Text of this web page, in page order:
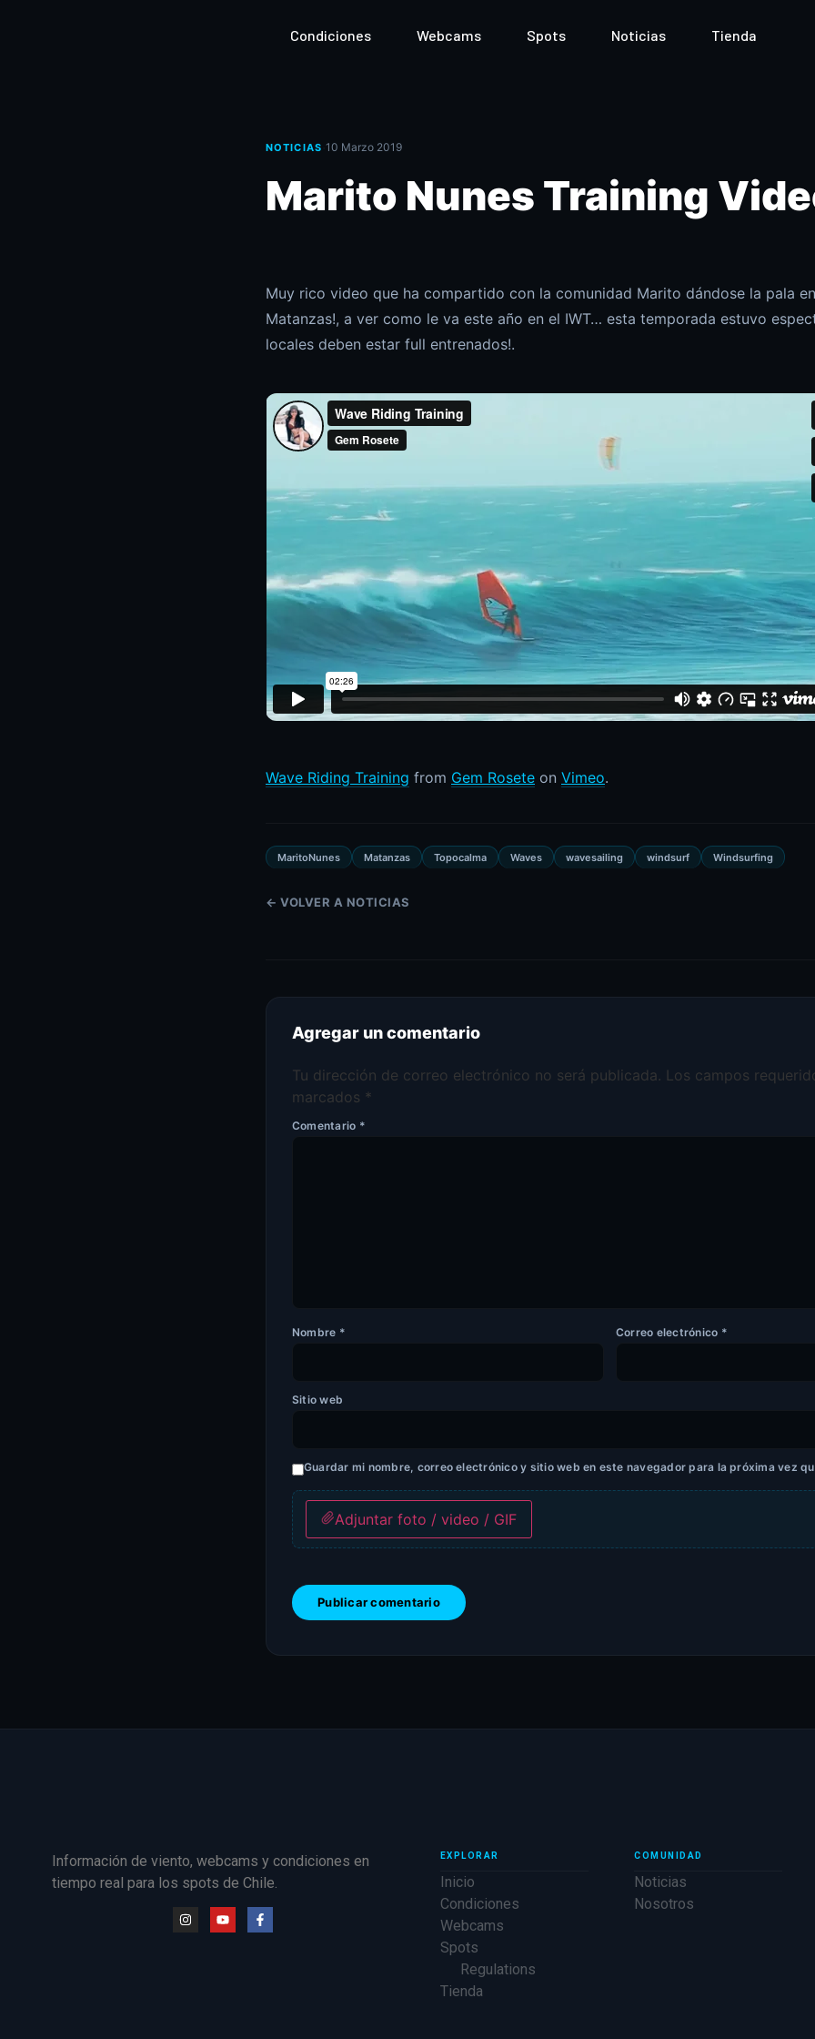
Condiciones Webcams Spots Noticias Tienda
NOTICIAS 10 Marzo 2019
Marito Nunes Training
Muy rico video que ha compartido con la comunidad Marito dándose la pala
Matanzas!, a ver como le va este año en el IWT… esta temporada estuvo
locales deben estar full entrenados!.
Wave Riding Training from Gem Rosete on Vimeo.
MaritoNunes Matanzas Topocalma Waves wavesailing windsurf Windsurfing
← VOLVER A NOTICIAS
Agregar un comentario
Tu dirección de correo electrónico no será publicada. Los campos
marcados *
Comentario *
Nombre * Correo electrónico *
Sitio web
Guardar mi nombre, correo electrónico y sitio web en este navegador para la próxima vez
Adjuntar foto / video / GIF
Información de viento, webcams y condiciones en
tiempo real para los spots de Chile.
EXPLORAR
Inicio
Condiciones
Webcams
Spots
Regulations
Tienda
COMUNIDAD
Noticias
Nosotros